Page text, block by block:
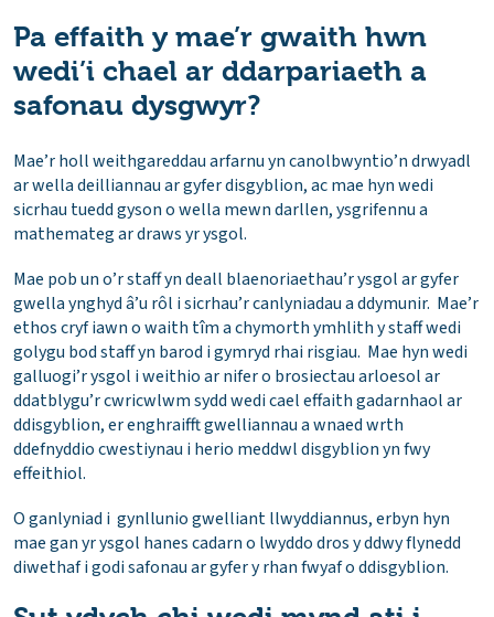
Pa effaith y mae’r gwaith hwn
wedi’i chael ar ddarpariaeth a
safonau dysgwyr?
Mae’r holl weithgareddau arfarnu yn canolbwyntio’n drwyadl
ar wella deilliannau ar gyfer disgyblion, ac mae hyn wedi
sicrhau tuedd gyson o wella mewn darllen, ysgrifennu a
mathemateg ar draws yr ysgol.
Mae pob un o’r staff yn deall blaenoriaethau’r ysgol ar gyfer
gwella ynghyd â’u rôl i sicrhau’r canlyniadau a ddymunir. Mae’r
ethos cryf iawn o waith tîm a chymorth ymhlith y staff wedi
golygu bod staff yn barod i gymryd rhai risgiau. Mae hyn wedi
galluogi’r ysgol i weithio ar nifer o brosiectau arloesol ar
ddatblygu’r cwricwlwm sydd wedi cael effaith gadarnhaol ar
ddisgyblion, er enghraifft gwelliannau a wnaed wrth
ddefnyddio cwestiynau i herio meddwl disgyblion yn fwy
effeithiol.
O ganlyniad i gynllunio gwelliant llwyddiannus, erbyn hyn
mae gan yr ysgol hanes cadarn o lwyddo dros y ddwy flynedd
diwethaf i godi safonau ar gyfer y rhan fwyaf o ddisgyblion.